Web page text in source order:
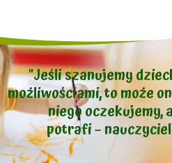
"Jeśli szanujemy
możliwościami, to może
niego oczekujemy,
potrafi –